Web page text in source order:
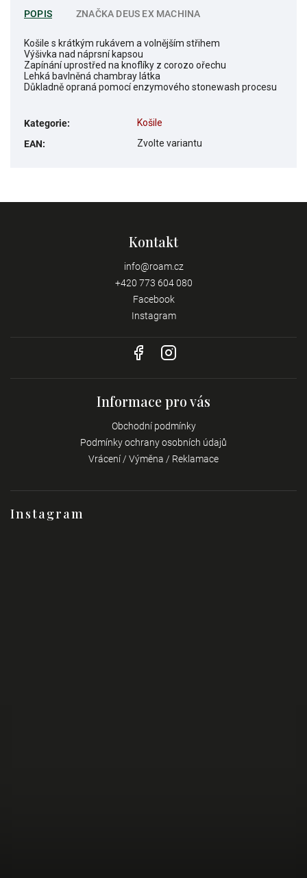
POPIS ZNAČKA DEUS EX MACHINA
Košile s krátkým rukávem a volnějším střihem
Výšivka nad náprsní kapsou
Zapínání uprostřed na knoflíky z corozo ořechu
Lehká bavlněná chambray látka
Důkladně opraná pomocí enzymového stonewash procesu
Kategorie:
Košile
EAN: Zvolte variantu
Instagram
Kontakt
info@roam.cz
+420 773 604 080
Facebook
Instagram
Informace pro vás
Obchodní podmínky
Podmínky ochrany osobních údajů
Vrácení / Výměna / Reklamace